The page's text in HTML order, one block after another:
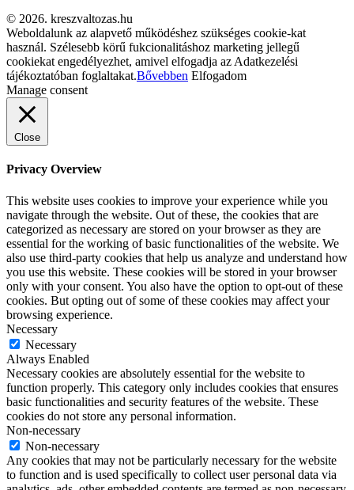
© 2026. kreszvaltozas.hu
Weboldalunk az alapvető működéshez szükséges cookie-kat
használ. Szélesebb körű fukcionalitáshoz marketing jellegű
cookiekat engedélyezhet, amivel elfogadja az Adatkezelési
tájékoztatóban foglaltakat.Bővebben Elfogadom
Manage consent
Close
Privacy Overview
This website uses cookies to improve your experience while you
navigate through the website. Out of these, the cookies that are
categorized as necessary are stored on your browser as they are
essential for the working of basic functionalities of the website. We
also use third-party cookies that help us analyze and understand how
you use this website. These cookies will be stored in your browser
only with your consent. You also have the option to opt-out of these
cookies. But opting out of some of these cookies may affect your
browsing experience.
Necessary
Necessary
Always Enabled
Necessary cookies are absolutely essential for the website to
function properly. This category only includes cookies that ensures
basic functionalities and security features of the website. These
cookies do not store any personal information.
Non-necessary
Non-necessary
Any cookies that may not be particularly necessary for the website
to function and is used specifically to collect user personal data via